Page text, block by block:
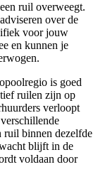
ruil overweegt.
over de
voor jouw
en kunnen je
is goed
ruilen zijn op
verloopt
ruil binnen dezelfde
blijft in de
voldaan door